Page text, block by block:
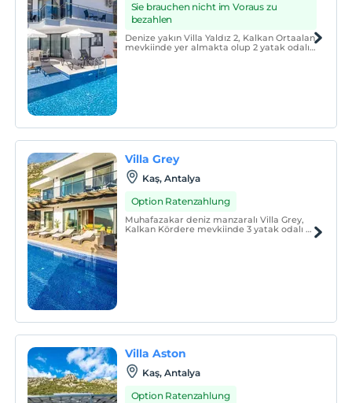
Sie brauchen nicht im Voraus zu
bezahlen
Denize yakın Villa Yaldız 2, Kalkan Ortaalan
mevkiinde yer almakta olup 2 yatak odalı
Villa Grey
Kaş, Antalya
Option Ratenzahlung
Muhafazakar deniz manzaralı Villa Grey,
Kalkan Kördere mevkiinde 3 yatak odalı 6
Villa Aston
Kaş, Antalya
Option Ratenzahlung